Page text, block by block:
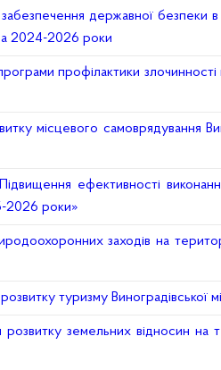
державної безпеки в
2024-2026 роки
профілактики злочинності
місцевого самоврядування
ефективності
2026 роки»
заходів на
туризму Виноградівської
земельних відносин на